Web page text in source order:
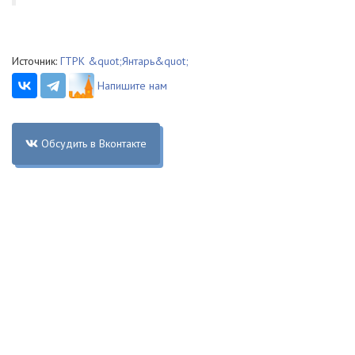
Источник: ГТРК &quot;Янтарь&quot;
Напишите нам
Обсудить в Вконтакте